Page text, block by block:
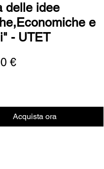
delle idee
e
- UTET
€Prezzo
Acquista ora